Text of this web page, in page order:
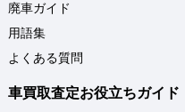
廃車ガイド
用語集
よくある質問
車買取査定お役立ちガイド